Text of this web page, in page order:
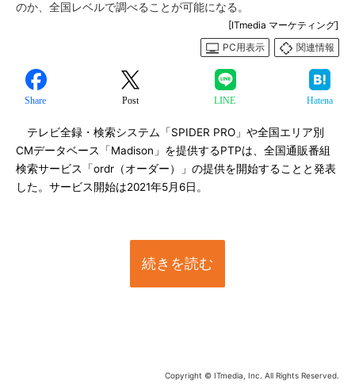
のか、全国レベルで調べることが可能になる。
[ITmedia マーケティング]
PC用表示
関連情報
Share Post LINE Hatena
テレビ全録・検索システム「SPIDER PRO」や全国エリア別
CMデータベース「Madison」を提供するPTPは、全国通販番組
検索サービス「ordr（オーダー）」の提供を開始することと発表
した。サービス開始は2021年5月6日。
続きを読む
Copyright © ITmedia, Inc. All Rights Reserved.